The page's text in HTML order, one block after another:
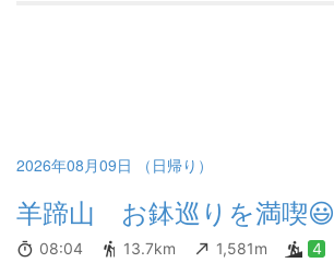
2026年08月09日 （日帰り）
羊蹄山 お鉢巡りを満喫😃
08:04 13.7km 1,581m 4